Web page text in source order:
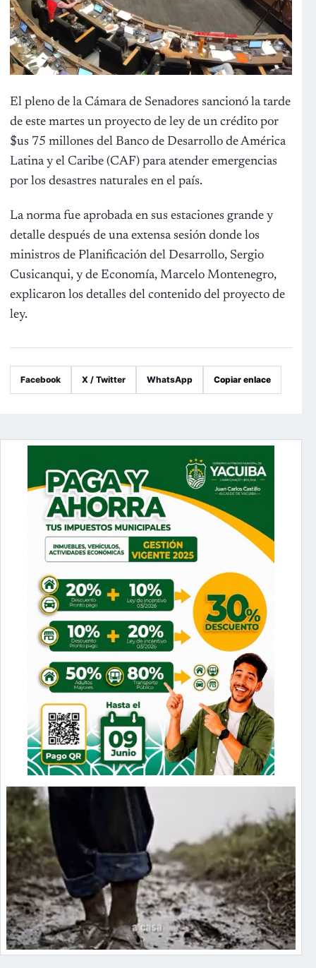
El pleno de la Cámara de Senadores sancionó la tarde
de este martes un proyecto de ley de un crédito por
$us 75 millones del Banco de Desarrollo de América
Latina y el Caribe (CAF) para atender emergencias
por los desastres naturales en el país.
La norma fue aprobada en sus estaciones grande y
detalle después de una extensa sesión donde los
ministros de Planificación del Desarrollo, Sergio
Cusicanqui, y de Economía, Marcelo Montenegro,
explicaron los detalles del contenido del proyecto de
ley.
Facebook X / Twitter WhatsApp Copiar enlace